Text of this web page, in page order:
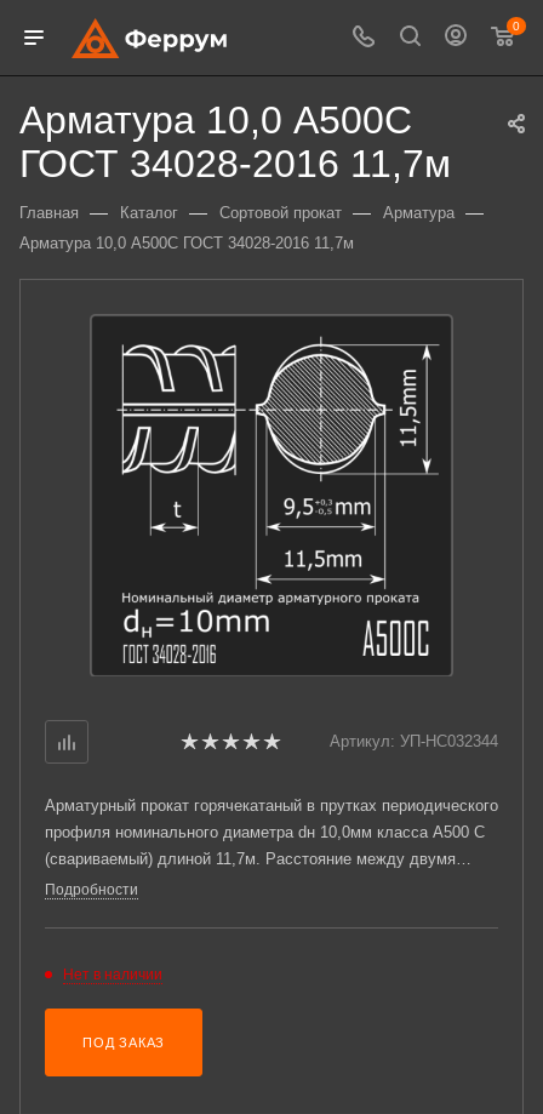
0
Арматура 10,0 А500С
ГОСТ 34028-2016 11,7м
Главная — Каталог — Сортовой прокат — Арматура —
Арматура 10,0 А500С ГОСТ 34028-2016 11,7м
Артикул: УП-НС032344
Арматурный прокат горячекатаный в прутках периодического
профиля номинального диаметра dн 10,0мм класса А500 С
(свариваемый) длиной 11,7м. Расстояние между двумя
соседними поперечными ребрами, измеренное вдоль оси
Подробности
Нет в наличии
ПОД ЗАКАЗ